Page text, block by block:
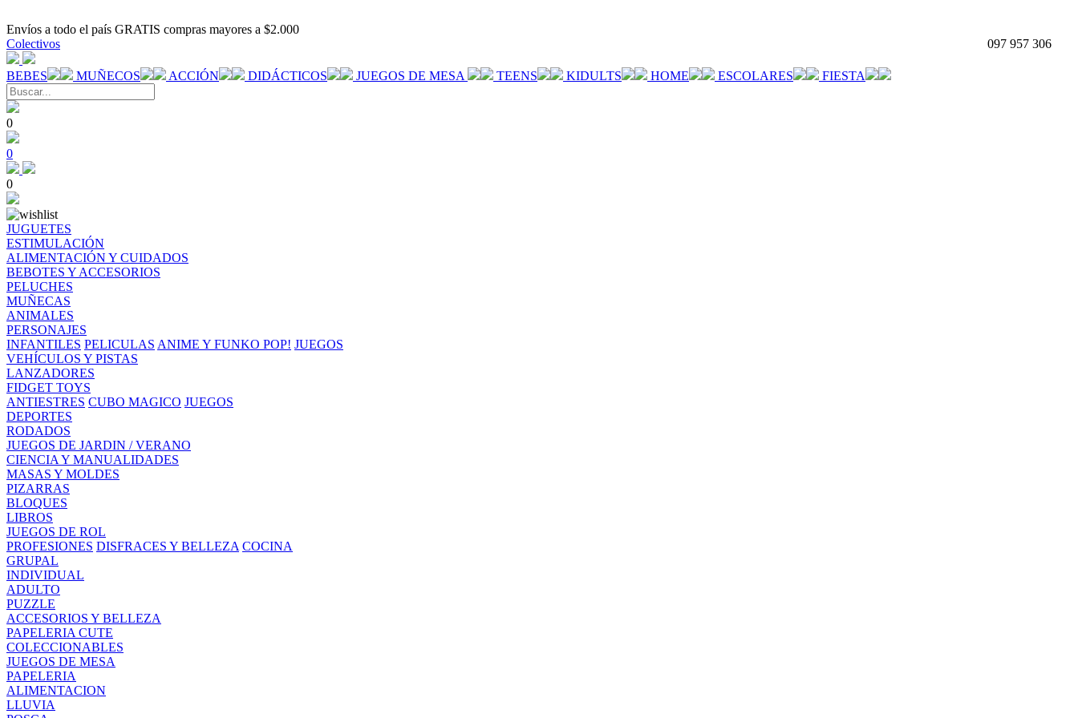
Envíos a todo el país GRATIS compras mayores a $2.000
097 957 306
Colectivos
BEBES MUÑECOS ACCIÓN DIDÁCTICOS JUEGOS DE MESA TEENS KIDULTS HOME ESCOLARES FIESTA
0
0
0
JUGUETES
ESTIMULACIÓN
ALIMENTACIÓN Y CUIDADOS
BEBOTES Y ACCESORIOS
PELUCHES
MUÑECAS
ANIMALES
PERSONAJES
INFANTILES PELICULAS ANIME Y FUNKO POP! JUEGOS
VEHÍCULOS Y PISTAS
LANZADORES
FIDGET TOYS
ANTIESTRES CUBO MAGICO JUEGOS
DEPORTES
RODADOS
JUEGOS DE JARDIN / VERANO
CIENCIA Y MANUALIDADES
MASAS Y MOLDES
PIZARRAS
BLOQUES
LIBROS
JUEGOS DE ROL
PROFESIONES DISFRACES Y BELLEZA COCINA
GRUPAL
INDIVIDUAL
ADULTO
PUZZLE
ACCESORIOS Y BELLEZA
PAPELERIA CUTE
COLECCIONABLES
JUEGOS DE MESA
PAPELERIA
ALIMENTACION
LLUVIA